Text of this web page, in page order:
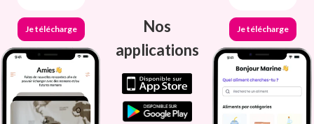
Je télécharge
Nos
applications
Je télécharge